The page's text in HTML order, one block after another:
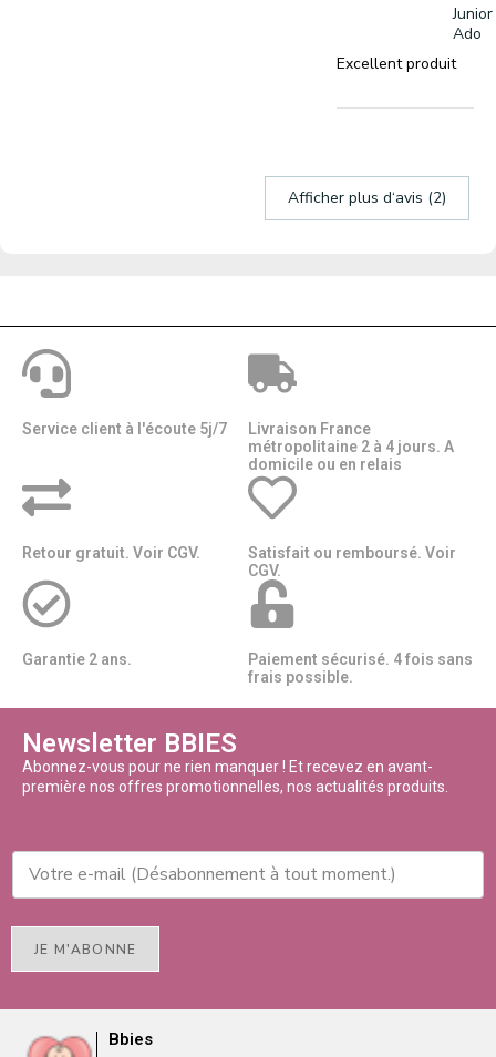
Junior
Ado
Excellent produit
Afficher plus d‘avis (2)
Service client à l'écoute 5j/7
Livraison France
métropolitaine 2 à 4 jours. A
domicile ou en relais​​
Retour gratuit. Voir CGV.
Satisfait ou remboursé. Voir
CGV.
Garantie 2 ans.
Paiement sécurisé. 4 fois sans
frais possible.
Newsletter BBIES
Abonnez-vous pour ne rien manquer ! Et recevez en avant-
première nos offres promotionnelles, nos actualités produits.
JE M'ABONNE
Bbies